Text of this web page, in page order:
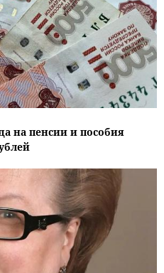
на пенсии и пособия